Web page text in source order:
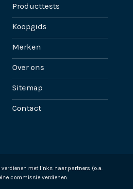
Producttests
Koopgids
Merken
Over ons
Sitemap
Contact
met links naar partners (o.a.
commissie verdienen.